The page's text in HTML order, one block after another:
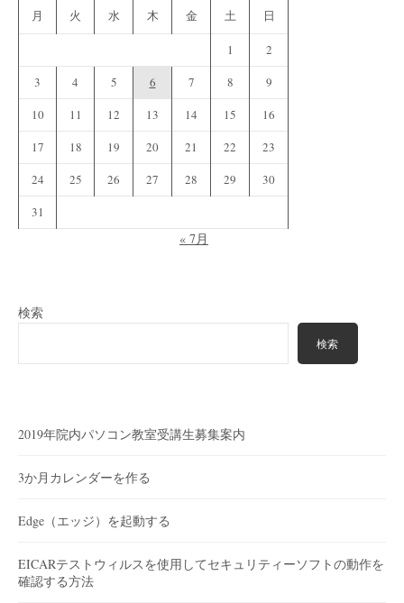
月 火 水 木 金 土 日
1
2
3
4 5 6 7 8
9
10
11 12 13 14 15
16
17
18 19 20 21 22
23
24
25 26 27 28 29
30
31
« 7月
検索
検索
2019年院内パソコン教室受講生募集案内
3か月カレンダーを作る
Edge（エッジ）を起動する
EICARテストウィルスを使用してセキュリティーソフトの動作を
確認する方法